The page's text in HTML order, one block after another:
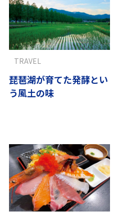
琵琶湖が育てた発酵とい
う風土の味
TRAVEL